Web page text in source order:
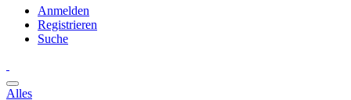
Anmelden
Registrieren
Suche
Alles